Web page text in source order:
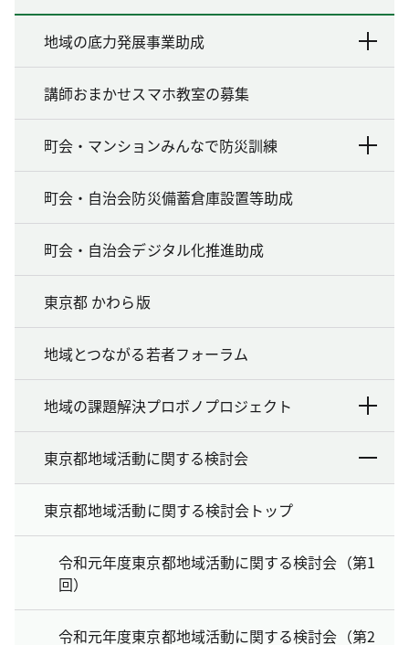
地域の底力発展事業助成
講師おまかせスマホ教室の募集
町会・マンションみんなで防災訓練
町会・自治会防災備蓄倉庫設置等助成
町会・自治会デジタル化推進助成
東京都 かわら版
地域とつながる若者フォーラム
地域の課題解決プロボノプロジェクト
東京都地域活動に関する検討会
東京都地域活動に関する検討会トップ
令和元年度東京都地域活動に関する検討会（第1
回）
令和元年度東京都地域活動に関する検討会（第2